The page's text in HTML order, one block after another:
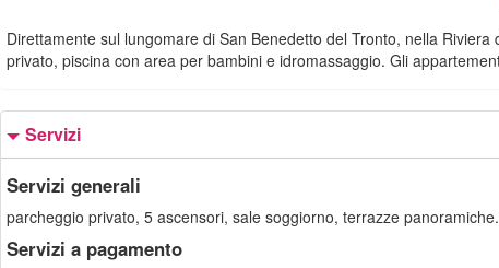
Direttamente sul lungomare di San Benedetto del Tronto, nella
privato, piscina con area per bambini e idromassaggio. Gli
Servizi
Servizi generali
parcheggio privato, 5 ascensori, sale soggiorno, terrazze
Servizi a pagamento